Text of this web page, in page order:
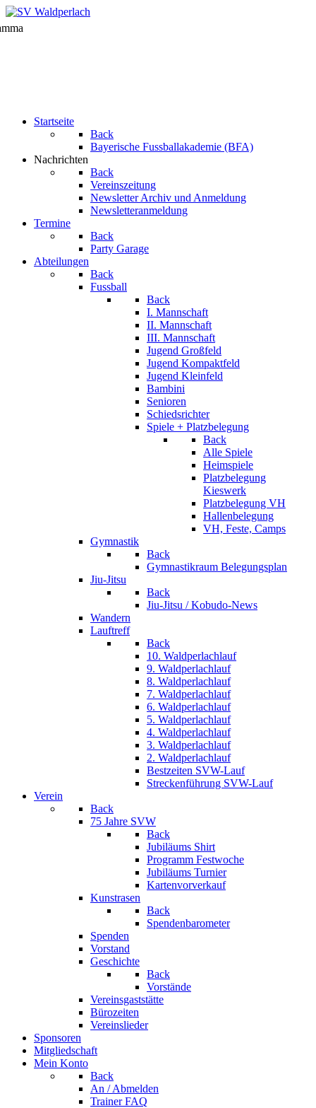
Startseite
Back
Bayerische Fussballakademie (BFA)
Nachrichten
Back
Vereinszeitung
Newsletter Archiv und Anmeldung
Newsletteranmeldung
Termine
Back
Party Garage
Abteilungen
Back
Fussball
Back
I. Mannschaft
II. Mannschaft
III. Mannschaft
Jugend Großfeld
Jugend Kompaktfeld
Jugend Kleinfeld
Bambini
Senioren
Schiedsrichter
Spiele + Platzbelegung
Back
Alle Spiele
Heimspiele
Platzbelegung
Kieswerk
Platzbelegung VH
Hallenbelegung
VH, Feste, Camps
Gymnastik
Back
Gymnastikraum Belegungsplan
Jiu-Jitsu
Back
Jiu-Jitsu / Kobudo-News
Wandern
Lauftreff
Back
10. Waldperlachlauf
9. Waldperlachlauf
8. Waldperlachlauf
7. Waldperlachlauf
6. Waldperlachlauf
5. Waldperlachlauf
4. Waldperlachlauf
3. Waldperlachlauf
2. Waldperlachlauf
Bestzeiten SVW-Lauf
Streckenführung SVW-Lauf
Verein
Back
75 Jahre SVW
Back
Jubiläums Shirt
Programm Festwoche
Jubiläums Turnier
Kartenvorverkauf
Kunstrasen
Back
Spendenbarometer
Spenden
Vorstand
Geschichte
Back
Vorstände
Vereinsgaststätte
Bürozeiten
Vereinslieder
Sponsoren
Mitgliedschaft
Mein Konto
Back
An / Abmelden
Trainer FAQ